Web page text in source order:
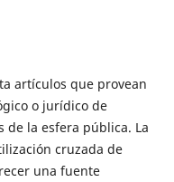
artículos que provean
o jurídico de
de la esfera pública. La
cruzada de
una fuente